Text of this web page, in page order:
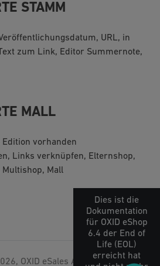
Dies ist die
Dokumentation
für OXID eShop
6.4 der End of
Life (EOL)
erreicht hat
STAMM
URL, in
zum Link, Editor Summernote,
MALL
vorhanden
Links verknüpfen, Elternshop,
Multishop, Mall
Next
OXID eSales AG.